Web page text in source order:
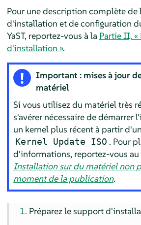
Pour une description complète de
d'installation et de configuration
YaST, reportez-vous à la Partie II, «
d'installation ».
Important : mises à jour
matériel
Si vous utilisez du matériel très
s'avérer nécessaire de démarrer
un kernel plus récent à partir
Kernel Update ISO . Pour
d'informations, reportez-vous au
Installation sur du matériel non
moment de la publication.
Préparez le support